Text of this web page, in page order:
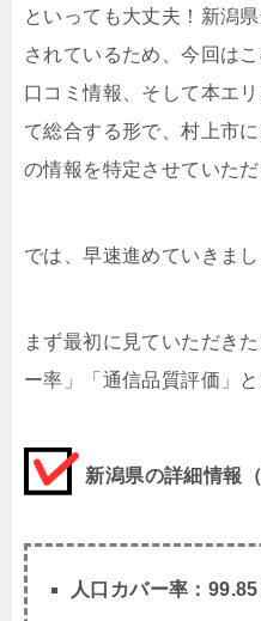
といっても大丈夫！新潟
されているため、今回は
口コミ情報、そして本エ
て総合する形で、村上市
の情報を特定させていただ
では、早速進めていきまし
まず最初に見ていただき
ー率」「通信品質評価」
新潟県の詳細情報
人口カバー率：99.85